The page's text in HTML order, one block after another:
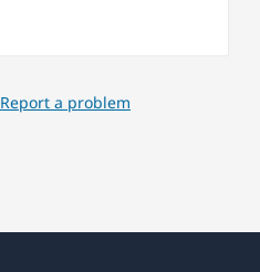
Report a problem